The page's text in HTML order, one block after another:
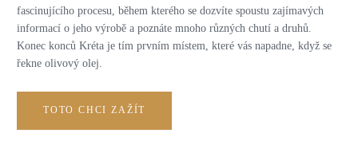
fascinujícího procesu, během kterého se dozvíte spoustu zajímavých
informací o jeho výrobě a poznáte mnoho různých chutí a druhů.
Konec konců Kréta je tím prvním místem, které vás napadne, když se
řekne olivový olej.
TOTO CHCI ZAŽÍT